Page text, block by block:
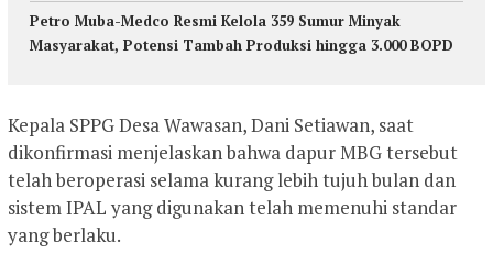
Petro Muba-Medco Resmi Kelola 359 Sumur Minyak
Masyarakat, Potensi Tambah Produksi hingga 3.000 BOPD
Kepala SPPG Desa Wawasan, Dani Setiawan, saat
dikonfirmasi menjelaskan bahwa dapur MBG tersebut
telah beroperasi selama kurang lebih tujuh bulan dan
sistem IPAL yang digunakan telah memenuhi standar
yang berlaku.